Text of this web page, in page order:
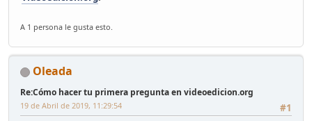
A 1 persona le gusta esto.
Oleada
Re:Cómo hacer tu primera pregunta en videoedicion.org
#1
19 de Abril de 2019, 11:29:54